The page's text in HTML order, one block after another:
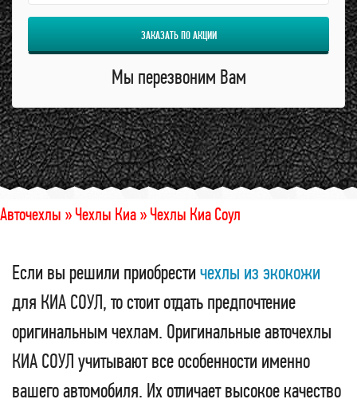
ЗАКАЗАТЬ ПО АКЦИИ
Мы перезвоним Вам
Авточехлы »Чехлы Киа »Чехлы Киа Соул
Если вы решили приобрести чехлы из экокожи
для КИА СОУЛ, то стоит отдать предпочтение
оригинальным чехлам. Оригинальные авточехлы
КИА СОУЛ учитывают все особенности именно
вашего автомобиля. Их отличает высокое качество